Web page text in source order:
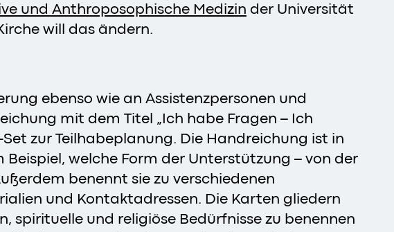
und Anthroposophische Medizin der Universität
will das ändern.
ebenso wie an Assistenzpersonen und
mit dem Titel „Ich habe Fragen – Ich
zur Teilhabeplanung. Die Handreichung ist in
welche Form der Unterstützung – von der
benennt sie zu verschiedenen
und Kontaktadressen. Die Karten gliedern
spirituelle und religiöse Bedürfnisse zu benennen